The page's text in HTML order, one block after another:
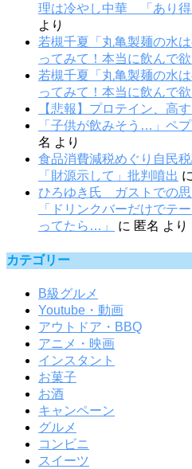
理は冷やし中華 「あり得
より
若槻千夏「丸亀製麺の水
ってみて！本当に飲んで欲
若槻千夏「丸亀製麺の水
ってみて！本当に飲んで欲
【悲報】プロテイン、高
「子供が飲みそう…」ペ
名 より
食品消費減税めぐり自民
「財源示して」批判噴出 に
ひろゆき氏 ガストでの思
「ドリンクバーだけでテ
ってたら…」
に 匿名 より
カテゴリー
B級グルメ
Youtube・動画
アウトドア・BBQ
アニメ・映画
インスタント
お菓子
お酒
キャンペーン
グルメ
コンビニ
スイーツ